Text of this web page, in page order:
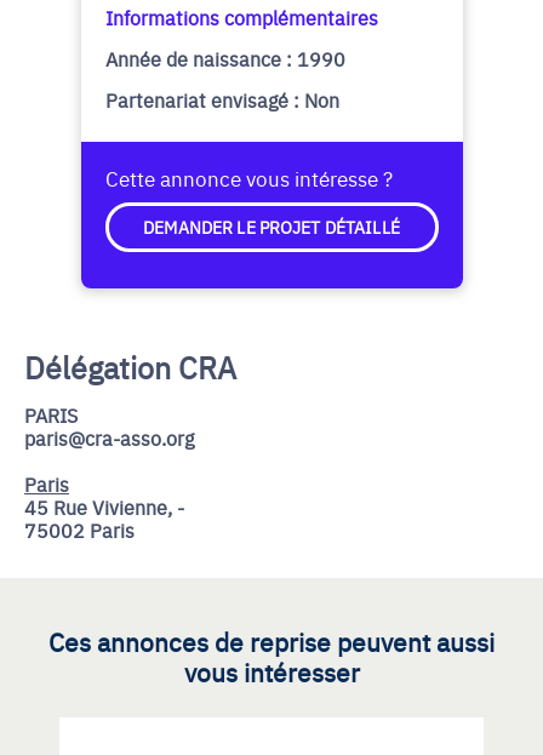
Informations complémentaires
Année de naissance : 1990
Partenariat envisagé : Non
Cette annonce vous intéresse ?
DEMANDER LE PROJET DÉTAILLÉ
Délégation CRA
PARIS
paris@cra-asso.org
Paris
45 Rue Vivienne, -
75002 Paris
Ces annonces de reprise peuvent aussi
vous intéresser